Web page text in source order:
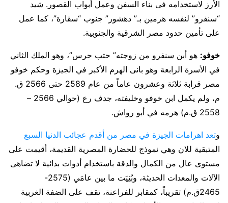
الأرز لاستخدامه فى بناء السفن وعمل أبواب القصور. شيد
“سنفرو” لنفسه هرمين بـ” دهشور” جنوب “سقارة”، كما عمل
على تأمين حدود مصر الشرقية والجنوبية.
خوفو: هو أبن سنفرو من زوجته” حتب حرس”، وهو الملك الثاني
في الأسرة الرابعة وهو بانى الهرم الأكبر في الجيزة وحكم خوفو
مصر قرابة ثلاثة وعشرون عاماً من عام 2589 حتى 2566 ق.
م، ولم يكمل ابن خوفو وخليفته، جدف رع (حوالي 2566 –
2558 ق.م) هرمه في أبو رواش.
وتعد اهرامات الجيزة في مصر من أقدم عجائب الدنيا السبع
المتبقية للان وهي نموذج للحضارة المصرية القديمة، أقيمت على
مستوى عال من الكمال والدقة باستخدام أدوات بدائية لا تضاهى
الآلات والمعدات الحديثة، وبُنِيَت ما بين عامَي (2575-
2465ق.م) تقريباً، كمقابر للفراعنة، تقف على الضفة الغربية